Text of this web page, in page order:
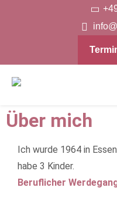
Praxis
Über mich
Ich wurde 1964 in
habe 3 Kinder.
Beruflicher